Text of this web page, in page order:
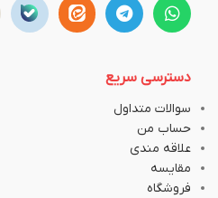
دسترسی سریع
سوالات متداول
حساب من
علاقه مندی
مقایسه
فروشگاه